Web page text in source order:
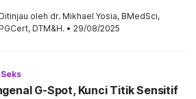
Ditinjau oleh dr. Mikhael Yosia, BMedSci,
PGCert, DTM&H. • 29/08/2025
G-Spot, Kunci Titik Sensitif